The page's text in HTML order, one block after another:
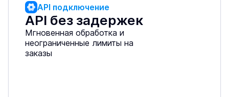
API подключение
API без задержек
Мгновенная обработка и
неограниченные лимиты на
заказы